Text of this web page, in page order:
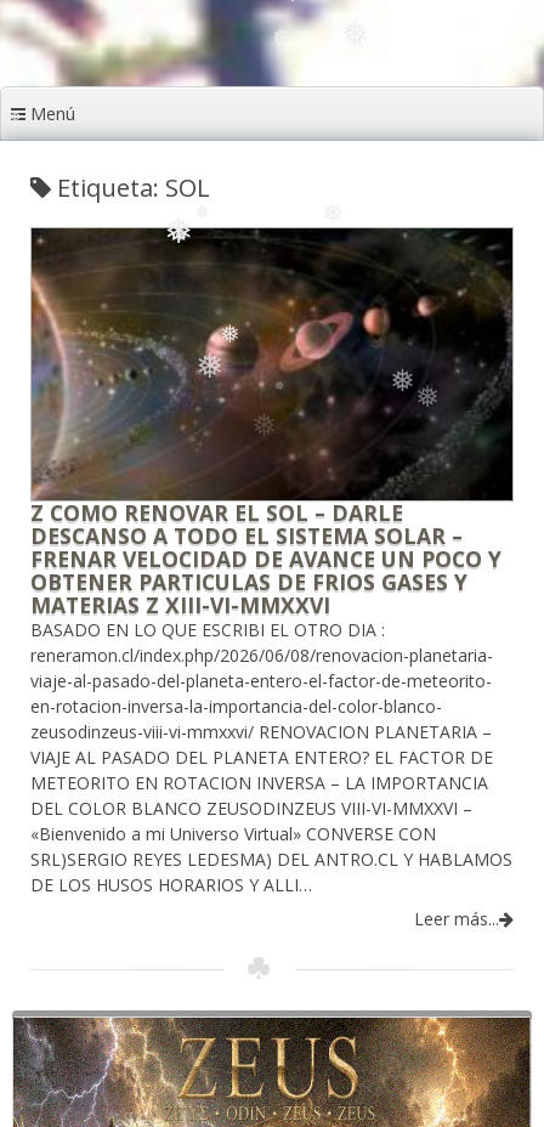
❅
❅
❅
❅
❅
❅
❅
❅
❅
Menú
Etiqueta: SOL
Z COMO RENOVAR EL SOL – DARLE
DESCANSO A TODO EL SISTEMA SOLAR –
FRENAR VELOCIDAD DE AVANCE UN POCO Y
OBTENER PARTICULAS DE FRIOS GASES Y
MATERIAS Z XIII-VI-MMXXVI
BASADO EN LO QUE ESCRIBI EL OTRO DIA :
reneramon.cl/index.php/2026/06/08/renovacion-planetaria-
viaje-al-pasado-del-planeta-entero-el-factor-de-meteorito-
en-rotacion-inversa-la-importancia-del-color-blanco-
zeusodinzeus-viii-vi-mmxxvi/ RENOVACION PLANETARIA –
VIAJE AL PASADO DEL PLANETA ENTERO? EL FACTOR DE
METEORITO EN ROTACION INVERSA – LA IMPORTANCIA
DEL COLOR BLANCO ZEUSODINZEUS VIII-VI-MMXXVI –
«Bienvenido a mi Universo Virtual» CONVERSE CON
SRL)SERGIO REYES LEDESMA) DEL ANTRO.CL Y HABLAMOS
DE LOS HUSOS HORARIOS Y ALLI…
Leer más...